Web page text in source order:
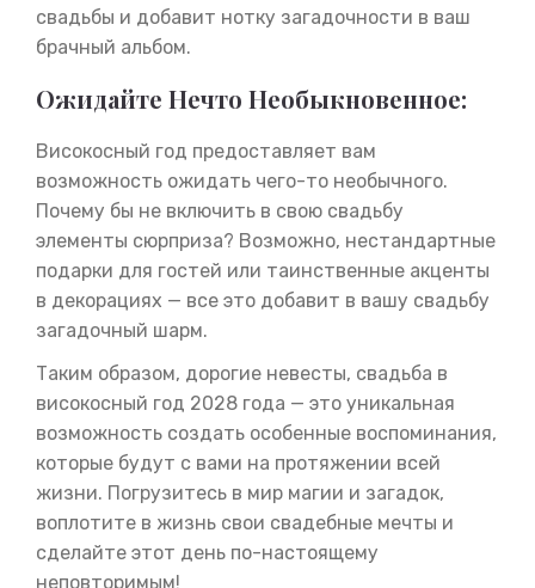
свадьбы и добавит нотку загадочности в ваш
брачный альбом.
Ожидайте Нечто Необыкновенное:
Високосный год предоставляет вам
возможность ожидать чего-то необычного.
Почему бы не включить в свою свадьбу
элементы сюрприза? Возможно, нестандартные
подарки для гостей или таинственные акценты
в декорациях — все это добавит в вашу свадьбу
загадочный шарм.
Таким образом, дорогие невесты, свадьба в
високосный год 2028 года — это уникальная
возможность создать особенные воспоминания,
которые будут с вами на протяжении всей
жизни. Погрузитесь в мир магии и загадок,
воплотите в жизнь свои свадебные мечты и
сделайте этот день по-настоящему
неповторимым!